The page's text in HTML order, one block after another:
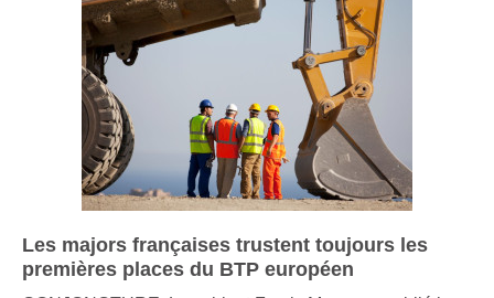
Les majors françaises trustent toujours les
premières places du BTP européen